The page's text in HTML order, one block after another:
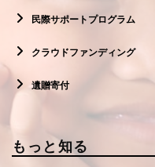
民際サポートプログラム
クラウドファンディング
遺贈寄付
もっと知る